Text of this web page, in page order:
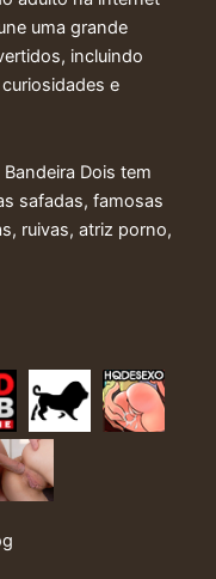
uma grande
incluindo
e
Dois tem
safadas, famosas
ruivas, atriz porno,